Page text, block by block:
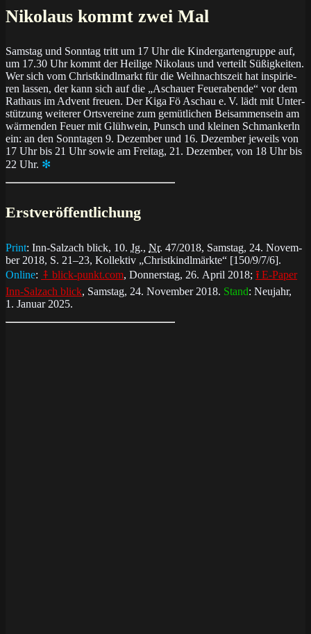
Nikolaus kommt zwei Mal
Samstag und Sonntag tritt um 17 Uhr die Kin­der­gar­ten­grup­pe auf,
um 17.30 Uhr kommt der Hei­li­ge Ni­ko­laus und ver­teilt Sü­ßig­kei­ten.
Wer sich vom Christ­kindl­markt für die Weih­nachts­zeit hat in­spi­rie­
ren las­sen, der kann sich auf die „Aschauer Feuer­aben­de“ vor dem
Rat­haus im Ad­vent freuen. Der Ki­ga Fö Aschau e. V. lädt mit Un­ter­
stüt­zung wei­te­rer Orts­ver­ei­ne zum ge­müt­li­chen Bei­sam­men­sein am
wär­men­den Feuer mit Glüh­wein, Punsch und klei­nen Schman­kerln
ein: an den Sonn­ta­gen 9. De­zem­ber und 16. De­zem­ber je­weils von
17 Uhr bis 21 Uhr so­wie am Frei­tag, 21. De­zem­ber, von 18 Uhr bis
22 Uhr. ✻
Erstveröffentlichung
Print: Inn-Salz­ach blick, 10. Jg., Nr. 47/2018, Sams­tag, 24. No­vem­
ber 2018, S. 21–23, Kol­lek­tiv „Christ­kindl­märk­te“ [150/9/7/6].
Online: ⤉ blick-punkt.com, Don­ners­tag, 26. April 2018; ⭱ E-Paper
Inn-Salz­ach blick, Sams­tag, 24. No­vem­ber 2018. Stand: Neu­jahr,
1. Ja­nu­ar 2025.